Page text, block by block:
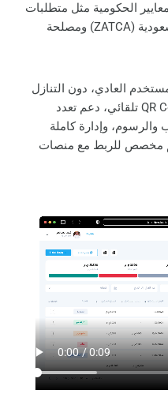
الحكومية مثل متطلبات
هيئة الزكاة والضريبة والجمارك السعودية (ZATCA) ومصلحة
العادي، دون التنازل
عن وظائف متقدمة مثل إنشاء QR Code تلقائي، دعم تعدد
والرسوم، وإدارة كاملة
مخصص للربط مع منصات